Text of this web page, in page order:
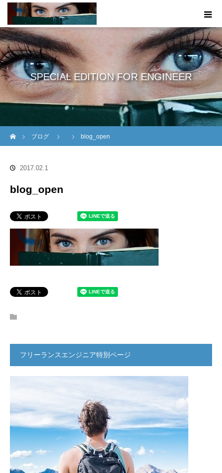
SPECIAL EDITION FOR ENGINEER
ブログ
blog_open
2017.02.1
blog_open
フリーランスエンジニア特別ページ